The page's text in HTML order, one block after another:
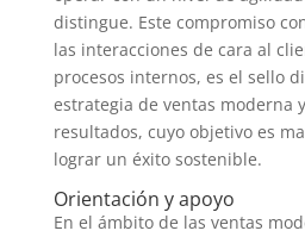
distingue. Este compromiso
las interacciones de cara al
procesos internos, es el sello
estrategia de ventas moderna
resultados, cuyo objetivo es
lograr un éxito sostenible.
Orientación y apoyo
En el ámbito de las ventas